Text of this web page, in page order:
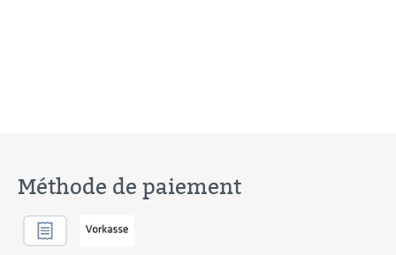
Méthode de paiement